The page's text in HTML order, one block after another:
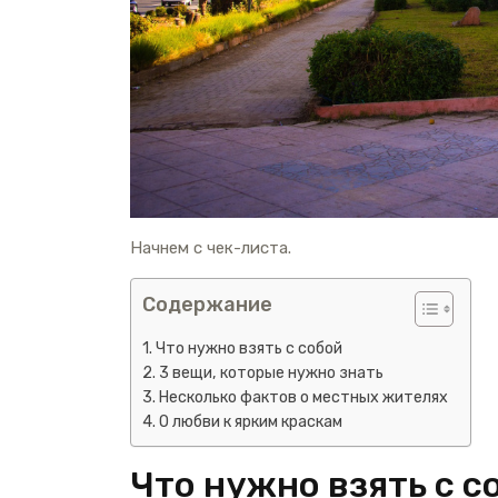
Начнем с чек-листа.
Содержание
Что нужно взять с собой
3 вещи, которые нужно знать
Несколько фактов о местных жителях
О любви к ярким краскам
Что нужно взять с